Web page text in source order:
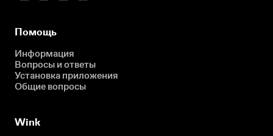
Помощь
Информация
Вопросы и ответы
Установка приложения
Общие вопросы
Wink